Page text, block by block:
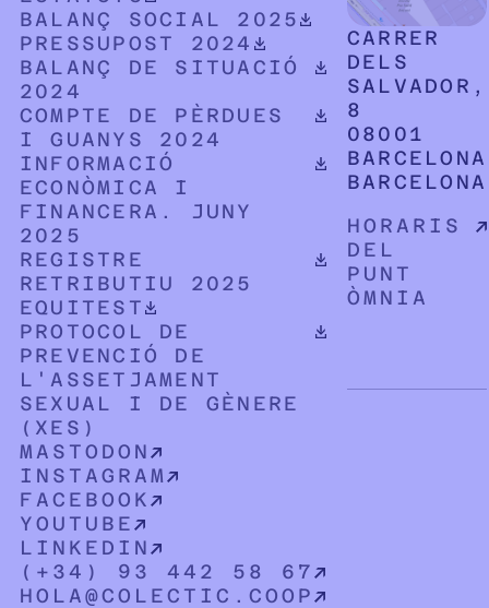
BALANÇ SOCIAL 2025
DOCUMENT PDF DESCARREGABLE
PRESSUPOST 2024
DOCUMENT PDF DESCARREGABLE
BALANÇ DE SITUACIÓ
2024
DOCUMENT PDF DESCARREGABLE
COMPTE DE PÈRDUES
I GUANYS 2024
DOCUMENT PDF DESCARREGABLE
INFORMACIÓ
ECONÒMICA I
FINANCERA. JUNY
2025
DOCUMENT PDF DESCARREGABLE
REGISTRE
RETRIBUTIU 2025
DOCUMENT PDF DESCARREGABLE
EQUITEST
DOCUMENT PDF DESCARREGABLE
PROTOCOL DE
PREVENCIÓ DE
L'ASSETJAMENT
SEXUAL I DE GÈNERE
(XES)
DOCUMENT PDF DESCARREGABLE
MASTODON
INSTAGRAM
FACEBOOK
YOUTUBE
LINKEDIN
(+34) 93 442 58 67
HOLA@COLECTIC.COOP
CARRER
DELS
SALVADOR,
8
08001
BARCELONA
BARCELONA
HORARIS
DEL
PUNT
ÒMNIA